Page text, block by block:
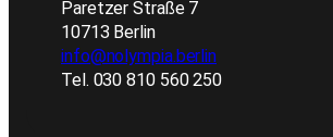
Paretzer Straße 7
10713 Berlin
info@nolympia.berlin
Tel. 030 810 560 250